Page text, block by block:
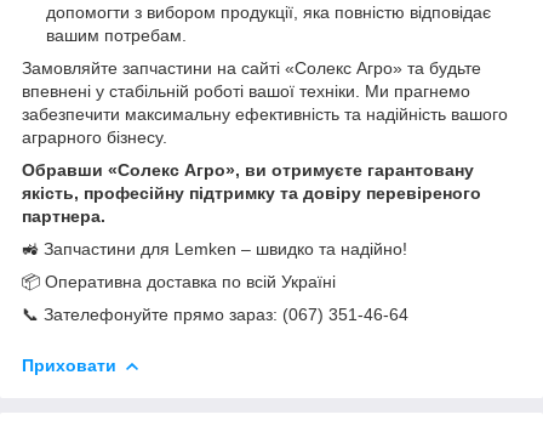
допомогти з вибором продукції, яка повністю відповідає
вашим потребам.
Замовляйте запчастини на сайті «Солекс Агро» та будьте
впевнені у стабільній роботі вашої техніки. Ми прагнемо
забезпечити максимальну ефективність та надійність вашого
аграрного бізнесу.
Обравши «Солекс Агро», ви отримуєте гарантовану
якість, професійну підтримку та довіру перевіреного
партнера.
🚜 Запчастини для Lemken – швидко та надійно!
📦 Оперативна доставка по всій Україні
📞 Зателефонуйте прямо зараз: (067) 351-46-64
Приховати